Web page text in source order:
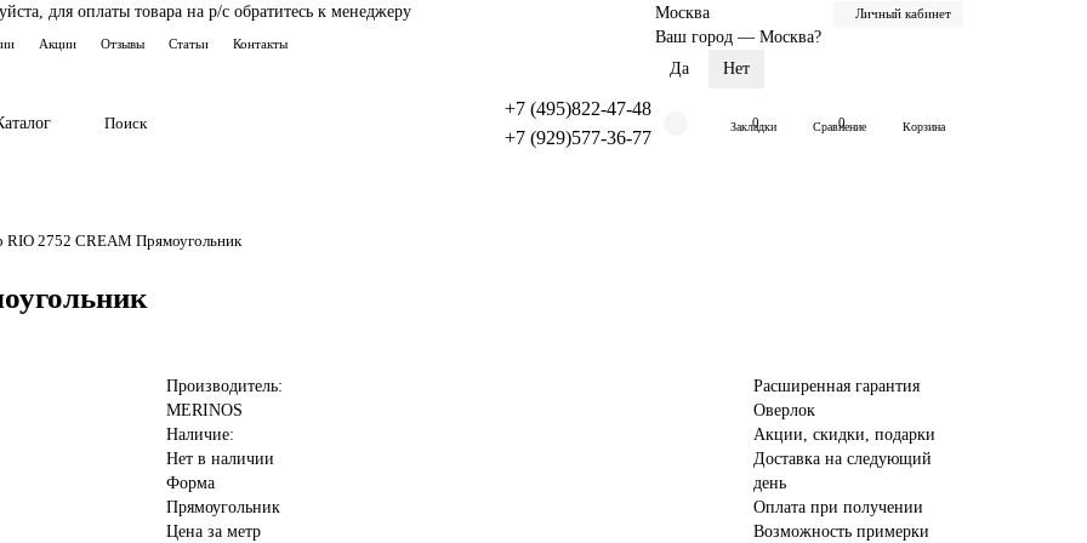
для оплаты товара на р/с обратитесь к менеджеру
Акции Отзывы Статьи Контакты
Москва
Ваш город — Москва?
Личный кабинет
+7 (495)822-47-48
+7 (929)577-36-77
0
Закладки 0
Сравнение Корзина
RIO 2752 CREAM Прямоугольник
Производитель:
MERINOS
Наличие:
Нет в наличии
Форма
Прямоугольник
Цена за метр
Расширенная гарантия
Оверлок
Акции, скидки, подарки
Доставка на следующий
день
Оплата при получении
Возможность примерки